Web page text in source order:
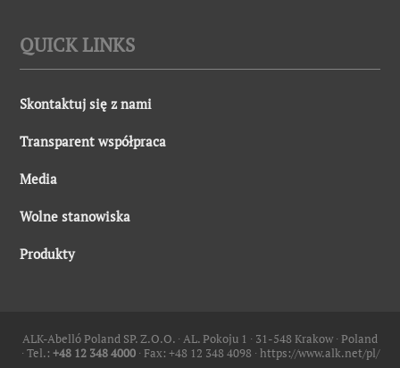
QUICK LINKS
Skontaktuj się z nami
Transparent współpraca
Media
Wolne stanowiska
Produkty
ALK-Abelló Poland SP. Z.O.O. ∙ AL. Pokoju 1 ∙ 31-548 Krakow ∙ Poland
∙ Tel.: +48 12 348 4000∙ Fax: +48 12 348 4098 ∙ https://www.alk.net/pl/